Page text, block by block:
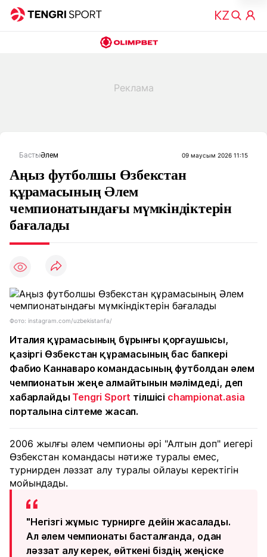
БастыӘлем 09 маусым 2026 11:15
Аңыз футболшы Өзбекстан
құрамасының Әлем
чемпионатындағы мүмкіндіктерін
бағалады
Фото: instagram.com/uzbekistanfa/
Италия құрамасының бұрынғы қорғаушысы,
қазіргі Өзбекстан құрамасының бас бапкері
Фабио Каннаваро командасының футболдан әлем
чемпионатын жеңе алмайтынын мәлімдеді, деп
хабарлайды Tengri Sport тілшісі championat.asia
порталына сілтеме жасап.
2006 жылғы әлем чемпионы әрі "Алтын доп" иегері
Өзбекстан командасы нәтиже туралы емес,
турнирден ләззат алу туралы ойлауы керектігін
мойындады.
"Негізгі жұмыс турнирге дейін жасалады.
Ал әлем чемпионаты басталғанда, одан
ләззат алу керек, өйткені біздің жеңіске